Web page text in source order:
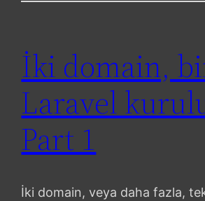
İki domain,
Laravel
Part 1
İki domain, veya daha fazla,